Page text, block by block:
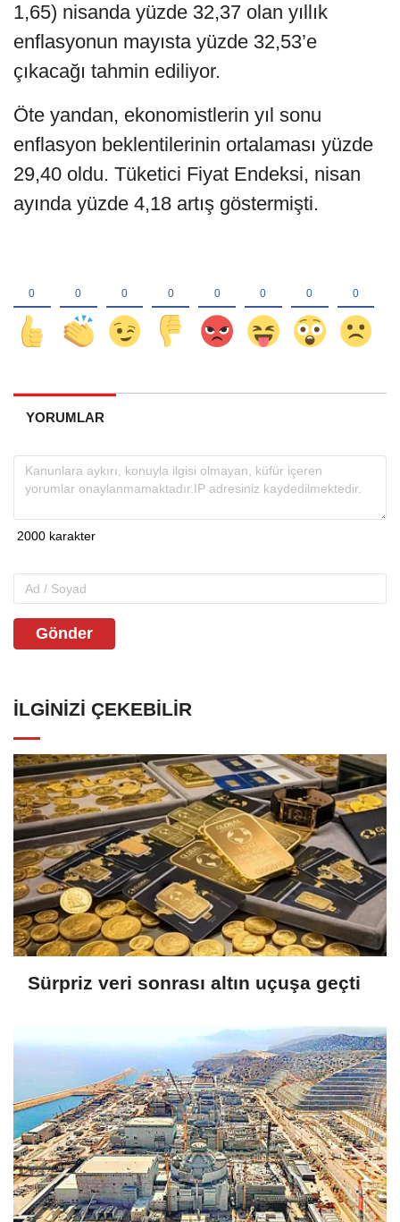
1,65) nisanda yüzde 32,37 olan yıllık
enflasyonun mayısta yüzde 32,53’e
çıkacağı tahmin ediliyor.
Öte yandan, ekonomistlerin yıl sonu
enflasyon beklentilerinin ortalaması yüzde
29,40 oldu. Tüketici Fiyat Endeksi, nisan
ayında yüzde 4,18 artış göstermişti.
YORUMLAR
Gönder
İLGINIZI ÇEKEBILIR
Sürpriz veri sonrası altın uçuşa geçti